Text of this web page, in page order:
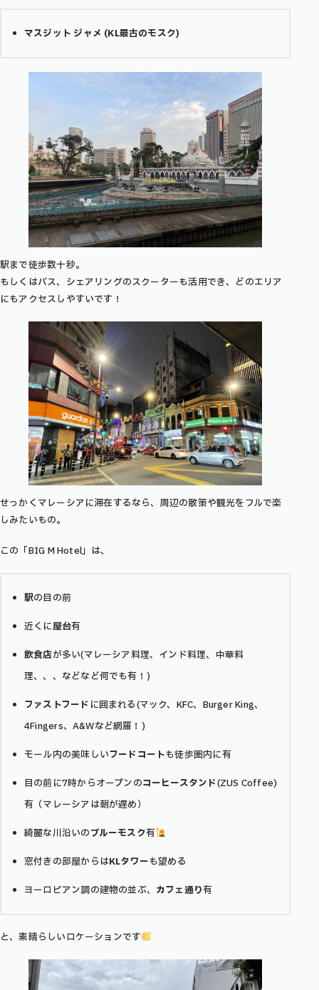
マスジット ジャメ (KL最古のモスク)
駅まで徒歩数十秒。
もしくはバス、シェアリングのスクーターも活用でき、どのエリア
にもアクセスしやすいです！
せっかくマレーシアに滞在するなら、周辺の散策や観光をフルで楽
しみたいもの。
この「BIG M Hotel」 は、
駅の目の前
近くに屋台有
飲食店が多い(マレーシア料理、インド料理、中華料
理、、、などなど何でも有！)
ファストフード に囲まれる(マック、KFC、Burger King、
4Fingers、A&Wなど網羅！)
モール内の美味しいフードコートも徒歩圏内に有
目の前に7時からオープンのコーヒースタンド(ZUS Coffee)
有（マレーシアは朝が遅め）
綺麗な川沿いのブルーモスク有
窓付きの部屋からはKLタワーも望める
ヨーロピアン調の建物の並ぶ、 カフェ通り有
と、素晴らしいロケーションです